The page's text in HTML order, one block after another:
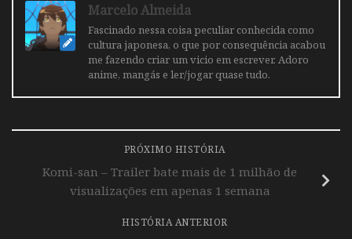
Marcelo Almeida
Fascinado nessa coisa peculiar conhecida como
cultura japonesa, o que por consequência acabou
me fazendo criar um vicio em escrever. Adoro
anime, mangás e ler/jogar quase tudo.
PRÓXIMO HISTÓRIA
Komi-san – Trailer bate mais de 1 milhão de
visualizações em apenas 1 semana
HISTÓRIA ANTERIOR